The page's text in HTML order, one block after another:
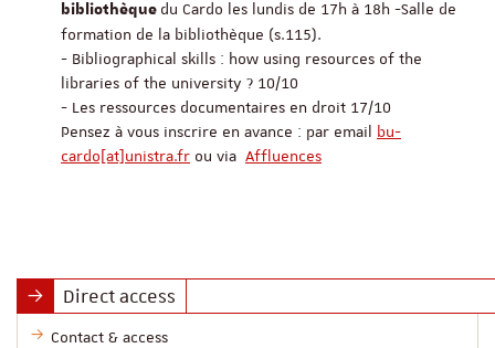
bibliothèque du Cardo les lundis de 17h à 18h -Salle de
formation de la bibliothèque (s.115).
- Bibliographical skills : how using resources of the
libraries of the university ? 10/10
- Les ressources documentaires en droit 17/10
Pensez à vous inscrire en avance : par email bu-
cardo[at]unistra.fr ou via Affluences
Direct access
Contact & access